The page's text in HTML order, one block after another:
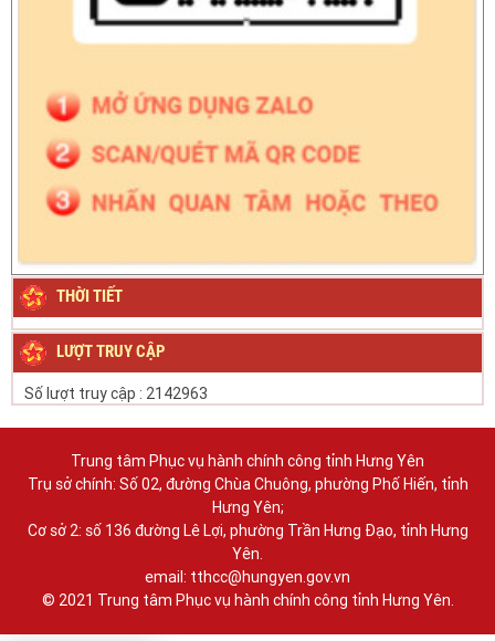
THỜI TIẾT
LƯỢT TRUY CẬP
Số lượt truy cập : 2142963
Trung tâm Phục vụ hành chính công tỉnh Hưng Yên
Trụ sở chính: Số 02, đường Chùa Chuông, phường Phố Hiến, tỉnh
Hưng Yên;
Cơ sở 2: số 136 đường Lê Lợi, phường Trần Hưng Đạo, tỉnh Hưng
Yên.
email: tthcc@hungyen.gov.vn
© 2021 Trung tâm Phục vụ hành chính công tỉnh Hưng Yên.